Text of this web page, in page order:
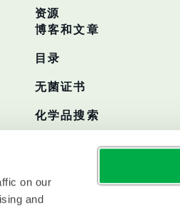
on our
and
资源
博客和文章
目录
无菌证书
化学品搜索